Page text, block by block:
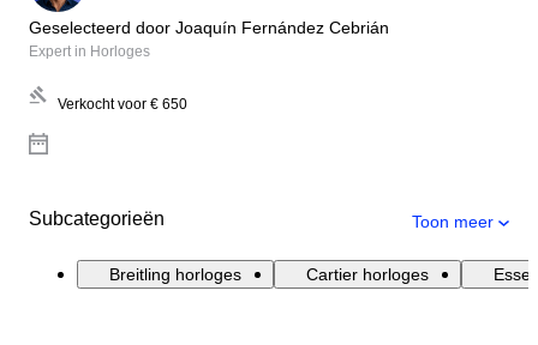
Geselecteerd door Joaquín Fernández Cebrián
Expert in Horloges
Verkocht voor € 650
Subcategorieën Toon meer
Breitling horloges Cartier horloges